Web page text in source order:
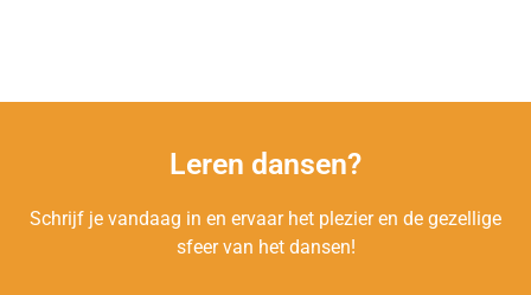
Leren dansen?
Schrijf je vandaag in en ervaar het plezier en de gezellige
sfeer van het dansen!